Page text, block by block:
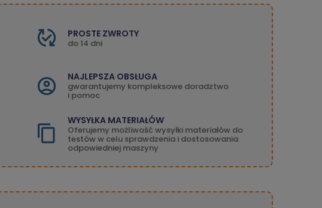
PROSTE ZWROTY
do 14 dni
NAJLEPSZA OBSŁUGA
gwarantujemy kompleksowe doradztwo
i pomoc
WYSYŁKA MATERIAŁÓW
Oferujemy możliwość wysyłki materiałów do
testów w celu sprawdzenia i dostosowania
odpowiedniej maszyny